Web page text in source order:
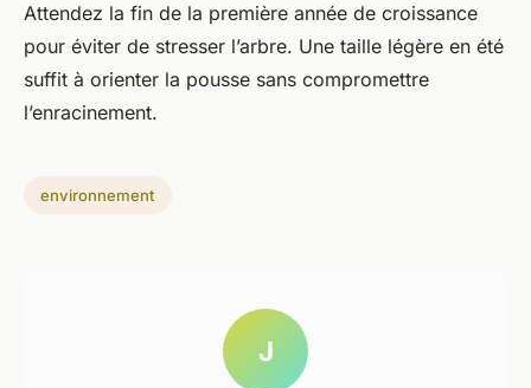
Attendez la fin de la première année de croissance
pour éviter de stresser l’arbre. Une taille légère en été
suffit à orienter la pousse sans compromettre
l’enracinement.
environnement
J